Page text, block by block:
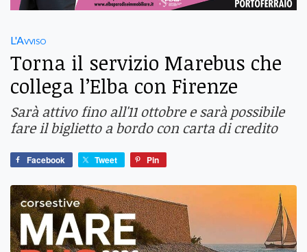
L'Avviso
Torna il servizio Marebus che
collega l’Elba con Firenze
Sarà attivo fino all'11 ottobre e sarà possibile
fare il biglietto a bordo con carta di credito
Facebook Tweet Pin